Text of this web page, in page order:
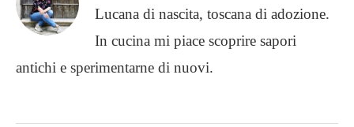
Lucana di nascita, toscana di adozione.
In cucina mi piace scoprire sapori
antichi e sperimentarne di nuovi.